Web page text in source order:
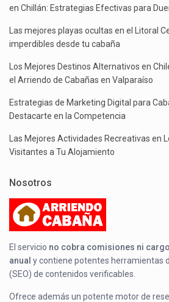
en Chillán: Estrategias Efectivas para
Las mejores playas ocultas en el Litoral
imperdibles desde tu cabaña
Los Mejores Destinos Alternativos en
el Arriendo de Cabañas en Valparaíso
Estrategias de Marketing Digital para
Destacarte en la Competencia
Las Mejores Actividades Recreativas en
Visitantes a Tu Alojamiento
Nosotros
El servicio no cobra comisiones ni
anual y contiene potentes herramientas
(SEO) de contenidos verificables.
Ofrece además un potente motor de